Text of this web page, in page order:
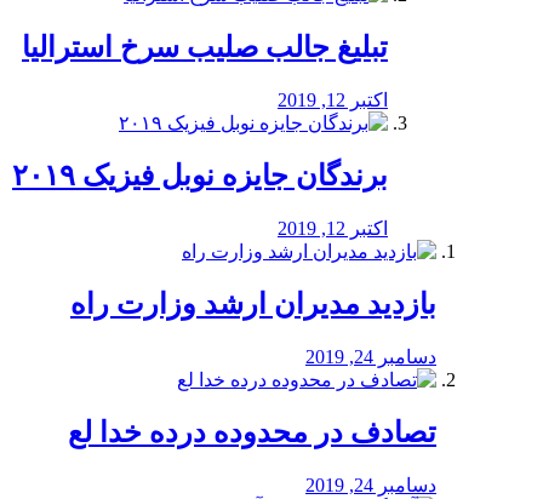
تبلیغ جالب صلیب سرخ استرالیا
اکتبر 12, 2019
برندگان جایزه نوبل فیزیک ۲۰۱۹
اکتبر 12, 2019
بازدید مدیران ارشد وزارت راه
دسامبر 24, 2019
تصادف در محدوده درده خدا لع
دسامبر 24, 2019